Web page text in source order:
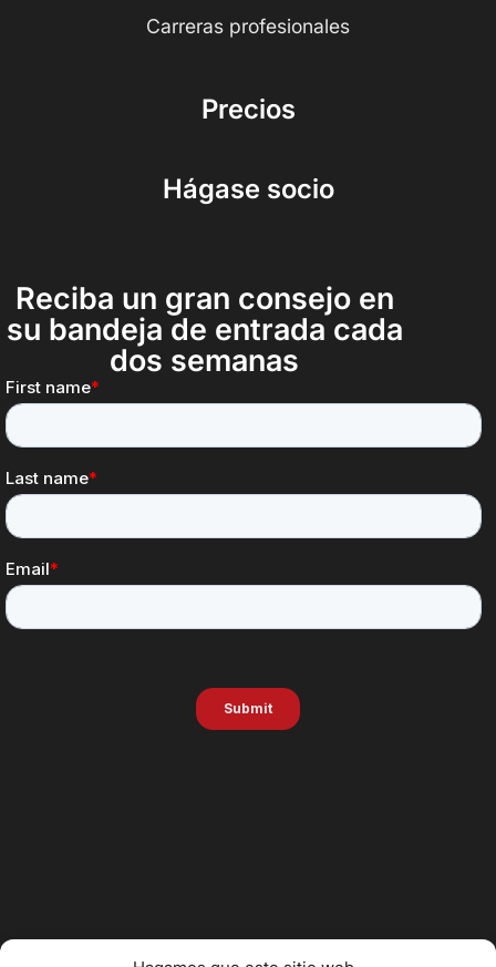
Carreras profesionales
Precios
Hágase socio
Reciba un gran consejo en
su bandeja de entrada cada
dos semanas